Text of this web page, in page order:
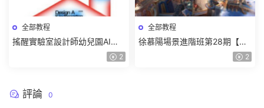
全部教程
搖醒實驗室設計師幼兒園AI軟
件基礎課2025【畫質不錯有素
2
全部教程
徐慕陽場景進階班第28期【畫
2
評論 0